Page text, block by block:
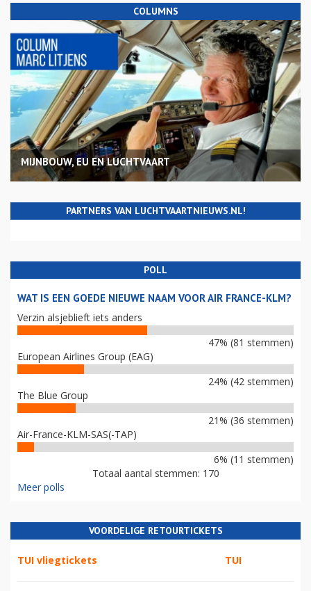
COLUMNS
MIJNBOUW, EU EN LUCHTVAART
PARTNERS VAN LUCHTVAARTNIEUWS.NL!
POLL
WAT IS EEN GOEDE NIEUWE NAAM VOOR AIR FRANCE-KLM?
Verzin alsjeblieft iets anders
47% (81 stemmen)
European Airlines Group (EAG)
24% (42 stemmen)
The Blue Group
21% (36 stemmen)
Air-France-KLM-SAS(-TAP)
6% (11 stemmen)
Totaal aantal stemmen: 170
Meer polls
VOORDELIGE RETOURTICKETS
TUI vliegtickets TUI